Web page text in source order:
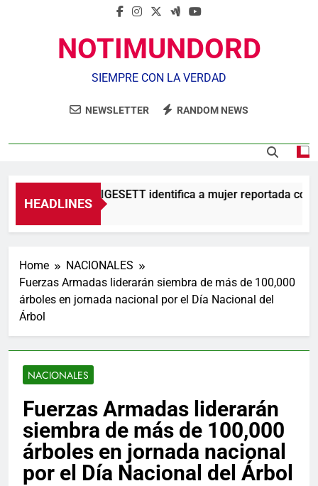
NOTIMUNDORD
SIEMPRE CON LA VERDAD
NEWSLETTER RANDOM NEWS
HEADLINES
Agente de la DIGESETT identifica a mujer reportada
14 Horas Ago
Home
NACIONALES
Fuerzas Armadas liderarán siembra de más de 100,000
árboles en jornada nacional por el Día Nacional del
Árbol
NACIONALES
Fuerzas Armadas liderarán
siembra de más de 100,000
árboles en jornada nacional
por el Día Nacional del Árbol